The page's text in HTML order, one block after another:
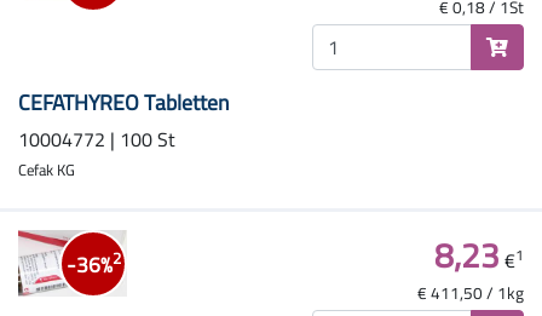
CEFATHYREO Tabletten
10004772 | 100 St
Cefak KG
€ 0,18 / 1St
-36%2 8,23€1
€ 411,50 / 1kg